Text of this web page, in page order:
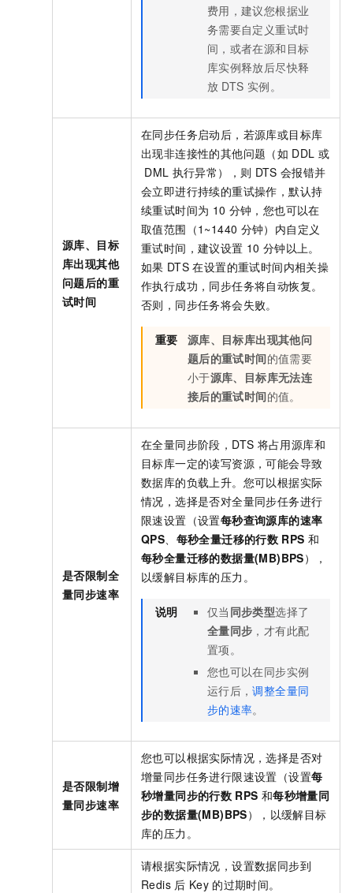
费用，建议您根据业
务需要自定义重试时
间，或者在源和目标
库实例释放后尽快释
放 DTS 实例。
源库、目标
库出现其他
问题后的重
试时间
在同步任务启动后，若源库或目标库
出现非连接性的其他问题（如 DDL 或
DML 执行异常），则 DTS 会报错并
会立即进行持续的重试操作，默认持
续重试时间为 10 分钟，您也可以在
取值范围（1~1440 分钟）内自定义
重试时间，建议设置 10 分钟以上。
如果 DTS 在设置的重试时间内相关操
作执行成功，同步任务将自动恢复。
否则，同步任务将会失败。
重要
源库、目标库出现其他问
题后的重试时间的值需要
小于源库、目标库无法连
接后的重试时间的值。
是否限制全
量同步速率
在全量同步阶段，DTS 将占用源库和
目标库一定的读写资源，可能会导致
数据库的负载上升。您可以根据实际
情况，选择是否对全量同步任务进行
限速设置（设置每秒查询源库的速率
QPS
每秒全量迁移的行数 RPS 和
每秒全量迁移的数据量(MB)BPS），
以缓解目标库的压力。
说明 仅当 同步类型选择了
全量同步 ，才有此配
置项。
您也可以在同步实例
运行后，调整全量同
步的速率。
是否限制增
量同步速率
您也可以根据实际情况，选择是否对
增量同步任务进行限速设置（设置每
秒增量同步的行数 RPS 和每秒增量同
步的数据量(MB)BPS），以缓解目标
库的压力。
请根据实际情况，设置数据同步到
Redis 后 Key 的过期时间。